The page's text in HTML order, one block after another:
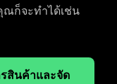
ณก็จะทำได้เช่น
สินค้าและจัด